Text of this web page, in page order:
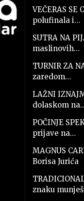
VEČERAS SE
polufinala i…
SUTRA NA
maslinovih…
TURNIR ZA
zaredom…
LAŽNI
dolaskom
POČINJE
prijave na…
MAGNUS
Borisa Jurića
znaku